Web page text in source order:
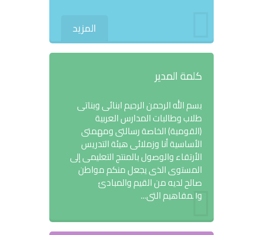
المزيد
كلمة المدير
بسم الله الرحمن الرحيم ابنائى وبناتى
طلاب وطالبات المدارس العربية
(القومية) الخاصة رسالتى ومهمتى
الأساسية أنا وزملائى هيئة التدريس
الأرتقاء والوصول بالمنتج التعليمى إلى
المستوى الذى يجعل منكم مواطن
صالح لديه من القيم والمبادئ
والمفاهيم التى...